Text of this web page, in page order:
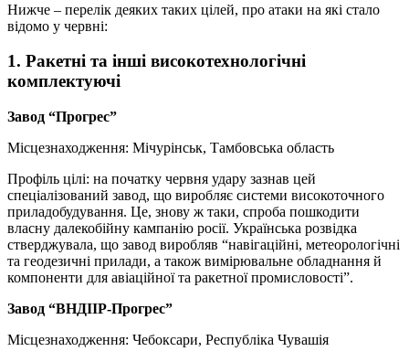
Нижче – перелік деяких таких цілей, про атаки на які стало
відомо у червні:
1. Ракетні та інші високотехнологічні
комплектуючі
Завод “Прогрес”
Місцезнаходження: Мічурінськ, Тамбовська область
Профіль цілі: на початку червня удару зазнав цей
спеціалізований завод, що виробляє системи високоточного
приладобудування. Це, знову ж таки, спроба пошкодити
власну далекобійну кампанію росії. Українська розвідка
стверджувала, що завод виробляв “навігаційні, метеорологічні
та геодезичні прилади, а також вимірювальне обладнання й
компоненти для авіаційної та ракетної промисловості”.
Завод “ВНДІІР-Прогрес”
Місцезнаходження: Чебоксари, Республіка Чувашія